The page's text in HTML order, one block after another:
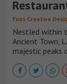
Funs Creative
Nestled within
Ancient Town,
majestic peaks